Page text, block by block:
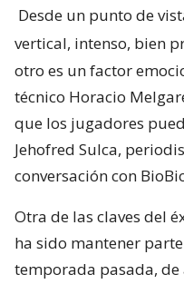
Desde un punto de
vertical, intenso, bien
otro es un factor
técnico Horacio
que los jugadores
Jehofred Sulca,
conversación con
Otra de las claves del
ha sido mantener
temporada pasada, de